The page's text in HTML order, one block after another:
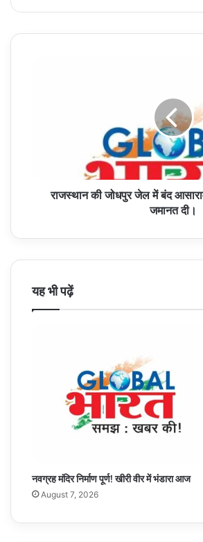
सुप्रीम
जमानत
राजस्थान की जोधपुर जेल में बंद
जमानत दी।
यह भी पढ़ें
नवग्रह मंदिर निर्माण पूर्ण! खीरी वीर में भंडारा आज
August 7, 2026